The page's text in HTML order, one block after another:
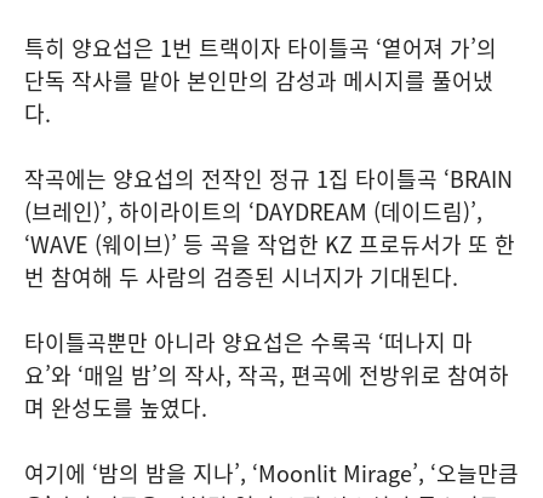
특히 양요섭은 1번 트랙이자 타이틀곡 ‘옅어져 가’의
단독 작사를 맡아 본인만의 감성과 메시지를 풀어냈
다.
작곡에는 양요섭의 전작인 정규 1집 타이틀곡 ‘BRAIN
(브레인)’, 하이라이트의 ‘DAYDREAM (데이드림)’,
‘WAVE (웨이브)’ 등 곡을 작업한 KZ 프로듀서가 또 한
번 참여해 두 사람의 검증된 시너지가 기대된다.
타이틀곡뿐만 아니라 양요섭은 수록곡 ‘떠나지 마
요’와 ‘매일 밤’의 작사, 작곡, 편곡에 전방위로 참여하
며 완성도를 높였다.
여기에 ‘밤의 밤을 지나’, ‘Moonlit Mirage’, ‘오늘만큼